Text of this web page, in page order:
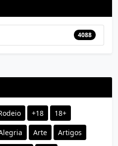
4088
+18 18+
Arte Artigos